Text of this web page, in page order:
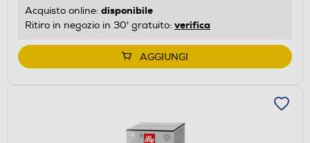
Acquisto online: disponibile
Ritiro in negozio in 30' gratuito: verifica
AGGIUNGI